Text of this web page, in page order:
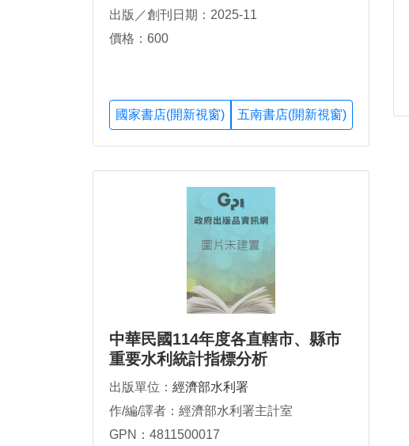
出版／創刊日期：2025-11
價格：600
國家書店(開新視窗) 五南書店(開新視窗)
中華民國114年度各直轄市、縣市
重要水利統計指標分析
出版單位： 經濟部水利署
作/編/譯者：經濟部水利署主計室
GPN：4811500017